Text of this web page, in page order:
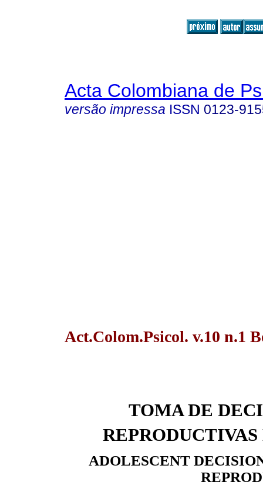
Acta Colombiana de
versão impressa ISSN 0123-
Act.Colom.Psicol. v.10 n.1
TOMA DE
ADOLESCENT